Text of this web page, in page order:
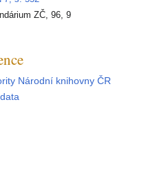
ZČ, 96, 9
Národní knihovny ČR